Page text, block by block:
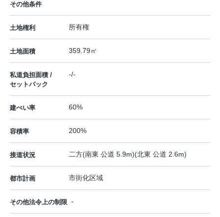
その他条件
土地権利 所有権
土地面積 359.79㎡
私道負担面積 /
セットバック
-/-
建ぺい率 60%
容積率 200%
接道状況 二方(南東 公道 5.9m)(北東 公道 2.6m)
都市計画 市街化区域
その他法令上の制限 -